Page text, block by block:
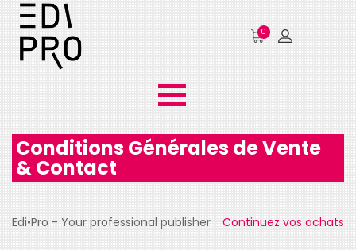
0
Conditions Générales de Vente
& Contact
Edi•Pro - Your professional publisher Continuez vos achats